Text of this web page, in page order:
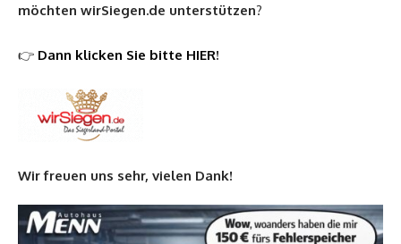
möchten wirSiegen.de unterstützen?
👉 Dann klicken Sie bitte HIER!
Wir freuen uns sehr, vielen Dank!